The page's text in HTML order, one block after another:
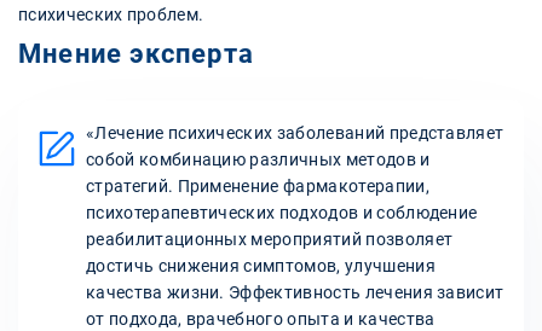
психических проблем.
Мнение эксперта
«Лечение психических заболеваний представляет
собой комбинацию различных методов и
стратегий. Применение фармакотерапии,
психотерапевтических подходов и соблюдение
реабилитационных мероприятий позволяет
достичь снижения симптомов, улучшения
качества жизни. Эффективность лечения зависит
от подхода, врачебного опыта и качества